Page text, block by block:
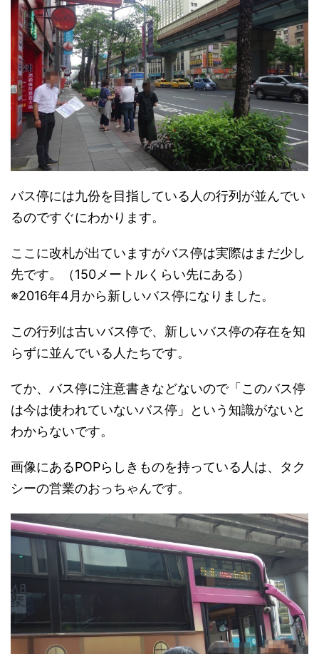
バス停には九份を目指している人の行列が並んでい
るのですぐにわかります。
ここに改札が出ていますがバス停は実際はまだ少し
先です。（150メートルくらい先にある）
※2016年4月から新しいバス停になりました。
この行列は古いバス停で、新しいバス停の存在を知
らずに並んでいる人たちです。
てか、バス停に注意書きなどないので「このバス停
は今は使われていないバス停」という知識がないと
わからないです。
画像にあるPOPらしきものを持っている人は、タク
シーの営業のおっちゃんです。